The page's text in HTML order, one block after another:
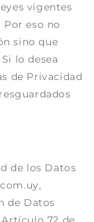
vigentes
eso no
sino que
lo desea
de Privacidad
de los Datos
de Datos